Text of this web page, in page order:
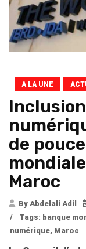
A LA UNE
de
Maroc
By Abdelali Adil
/
Tags: banque
numérique, Maroc